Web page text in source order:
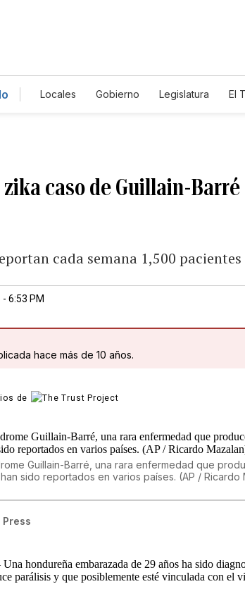
Locales Gobierno Legislatura El
caso de Guillain-Barré
cada semana 1,500
6:53 PM
hace más de 10 años.
de
Guillain-Barré, una rara enfermedad que
sido reportados en varios países. (AP / Ricardo
hondureña embarazada de 29 años ha sido
parálisis y que posiblemente esté vinculada con el